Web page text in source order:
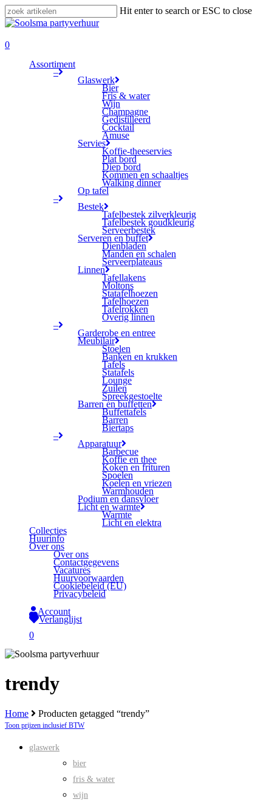
Skip
to
content
Hit enter to search or ESC to close
Close
0
Assortiment
–
Glaswerk
Bier
Fris & water
Wijn
Champagne
Gedistilleerd
Cocktail
Amuse
Servies
Koffie-theeservies
Plat bord
Diep bord
Kommen en schaaltjes
Walking dinner
Op tafel
–
Bestek
Tafelbestek zilverkleurig
Tafelbestek goudkleurig
Serveerbestek
Serveren en buffet
Dienbladen
Manden en schalen
Serveerplateaus
Linnen
Tafellakens
Moltons
Statafelhoezen
Tafelhoezen
Tafelrokken
Overig linnen
–
Garderobe en entree
Meubilair
Stoelen
Banken en krukken
Tafels
Statafels
Lounge
Zuilen
Spreekgestoelte
Barren en buffetten
Buffettafels
Barren
Biertaps
–
Apparatuur
Barbecue
Koffie en thee
Koken en frituren
Spoelen
Koelen en vriezen
Warmhouden
Podium en dansvloer
Licht en warmte
Warmte
Licht en elektra
Collecties
Huurinfo
Over ons
Over ons
Contactgegevens
Vacatures
Huurvoorwaarden
Cookiebeleid (EU)
Privacybeleid
Account
Verlanglijst
search
0
trendy
Home Producten getagged “trendy”
Toon prijzen inclusief BTW
glaswerk
bier
fris & water
wijn